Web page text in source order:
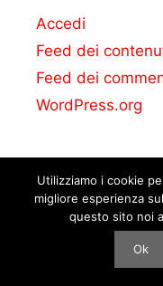
Accedi
Feed dei
Feed dei
WordPress.org
© La casa delle auto.
Utilizziamo i cookie
migliore esperienza
questo sito noi
Ok